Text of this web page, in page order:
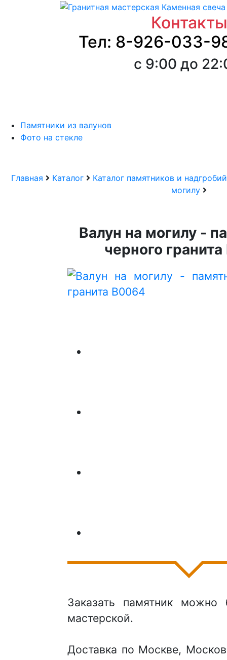
Контакты
Тел: 8-926-033-
с 9:00 до
Памятники из валунов
Фото на стекле
Главная Каталог
Каталог памятников и
могилу
Валун на могилу -
черного
Заказать памятник можно
мастерской.
Доставка по Москве,